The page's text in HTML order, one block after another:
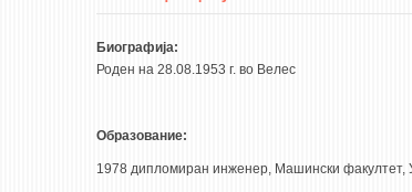
Биографија:
Роден на 28.08.1953 г. во Велес
Образование:
1978 дипломиран инженер, Машински факултет,